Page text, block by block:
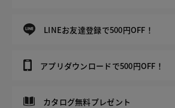
LINEお友達登録で500円OFF！
アプリダウンロードで500円OFF！
カタログ無料プレゼント